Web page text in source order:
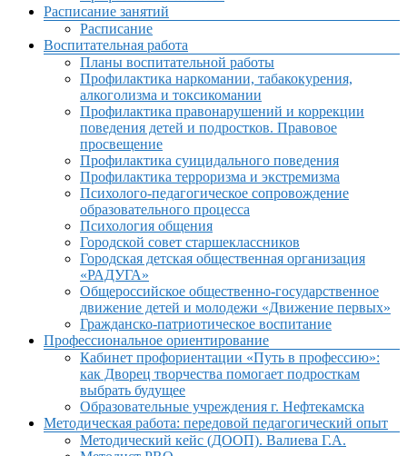
Расписание занятий
Расписание
Воспитательная работа
Планы воспитательной работы
Профилактика наркомании, табакокурения,
алкоголизма и токсикомании
Профилактика правонарушений и коррекции
поведения детей и подростков. Правовое
просвещение
Профилактика суицидального поведения
Профилактика терроризма и экстремизма
Психолого-педагогическое сопровождение
образовательного процесса
Психология общения
Городской совет старшеклассников
Городская детская общественная организация
«РАДУГА»
Общероссийское общественно-государственное
движение детей и молодежи «Движение первых»
Гражданско-патриотическое воспитание
Профессиональное ориентирование
Кабинет профориентации «Путь в профессию»:
как Дворец творчества помогает подросткам
выбрать будущее
Образовательные учреждения г. Нефтекамска
Методическая работа: передовой педагогический опыт
Методический кейс (ДООП). Валиева Г.А.